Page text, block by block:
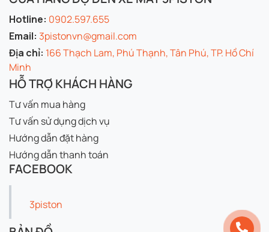
Hotline: 0902.597.655
Email: 3pistonvn@gmail.com
Địa chỉ: 166 Thạch Lam, Phú Thạnh, Tân Phú, TP. Hồ Chí
Minh
HỖ TRỢ KHÁCH HÀNG
Tư vấn mua hàng
Tư vấn sử dụng dịch vụ
Hướng dẫn đặt hàng
Hướng dẫn thanh toán
FACEBOOK
3piston